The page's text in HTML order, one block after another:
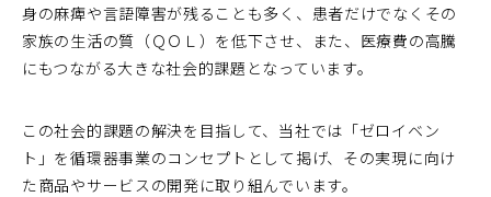
身の麻痺や言語障害が残ることも多く、患者だけでなくその
家族の生活の質（ＱＯＬ）を低下させ、また、医療費の高騰
にもつながる大きな社会的課題となっています。
この社会的課題の解決を目指して、当社では「ゼロイベン
ト」を循環器事業のコンセプトとして掲げ、その実現に向け
た商品やサービスの開発に取り組んでいます。